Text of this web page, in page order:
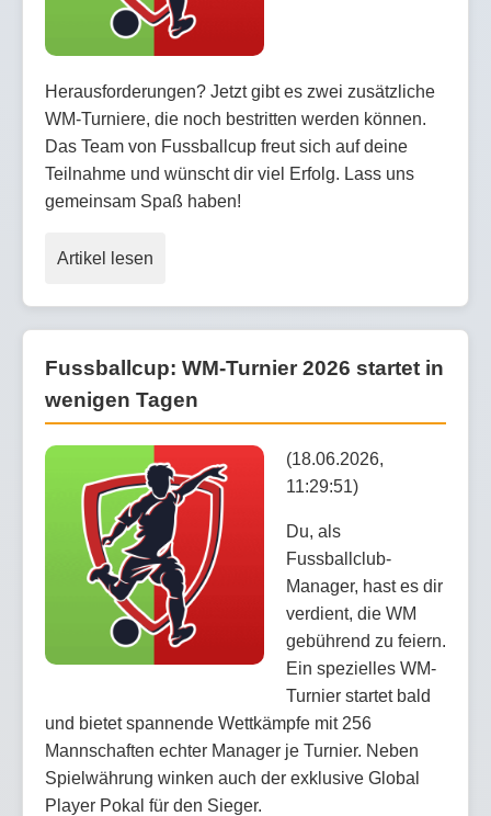
Herausforderungen? Jetzt gibt es zwei zusätzliche
WM-Turniere, die noch bestritten werden können.
Das Team von Fussballcup freut sich auf deine
Teilnahme und wünscht dir viel Erfolg. Lass uns
gemeinsam Spaß haben!
Artikel lesen
Fussballcup: WM-Turnier 2026 startet in
wenigen Tagen
(18.06.2026,
11:29:51)
Du, als
Fussballclub-
Manager, hast es dir
verdient, die WM
gebührend zu feiern.
Ein spezielles WM-
Turnier startet bald
und bietet spannende Wettkämpfe mit 256
Mannschaften echter Manager je Turnier. Neben
Spielwährung winken auch der exklusive Global
Player Pokal für den Sieger.